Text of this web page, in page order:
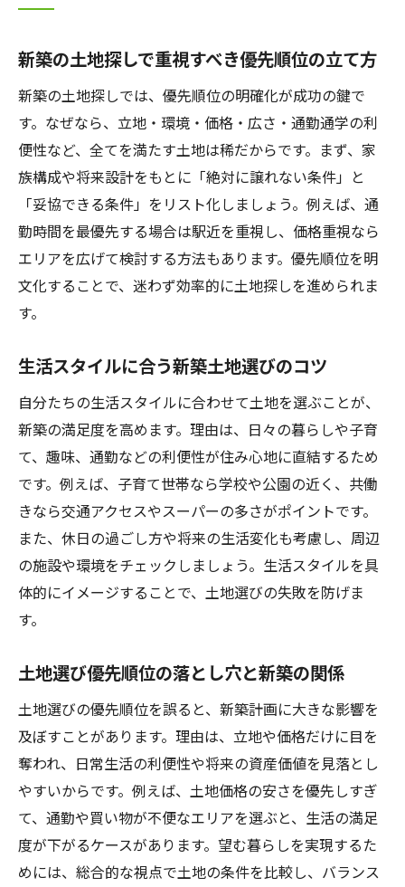
新築の土地探しで重視すべき優先順位の立て方
新築の土地探しでは、優先順位の明確化が成功の鍵で
す。なぜなら、立地・環境・価格・広さ・通勤通学の利
便性など、全てを満たす土地は稀だからです。まず、家
族構成や将来設計をもとに「絶対に譲れない条件」と
「妥協できる条件」をリスト化しましょう。例えば、通
勤時間を最優先する場合は駅近を重視し、価格重視なら
エリアを広げて検討する方法もあります。優先順位を明
文化することで、迷わず効率的に土地探しを進められま
す。
生活スタイルに合う新築土地選びのコツ
自分たちの生活スタイルに合わせて土地を選ぶことが、
新築の満足度を高めます。理由は、日々の暮らしや子育
て、趣味、通勤などの利便性が住み心地に直結するため
です。例えば、子育て世帯なら学校や公園の近く、共働
きなら交通アクセスやスーパーの多さがポイントです。
また、休日の過ごし方や将来の生活変化も考慮し、周辺
の施設や環境をチェックしましょう。生活スタイルを具
体的にイメージすることで、土地選びの失敗を防げま
す。
土地選び優先順位の落とし穴と新築の関係
土地選びの優先順位を誤ると、新築計画に大きな影響を
及ぼすことがあります。理由は、立地や価格だけに目を
奪われ、日常生活の利便性や将来の資産価値を見落とし
やすいからです。例えば、土地価格の安さを優先しすぎ
て、通勤や買い物が不便なエリアを選ぶと、生活の満足
度が下がるケースがあります。望む暮らしを実現するた
めには、総合的な視点で土地の条件を比較し、バランス